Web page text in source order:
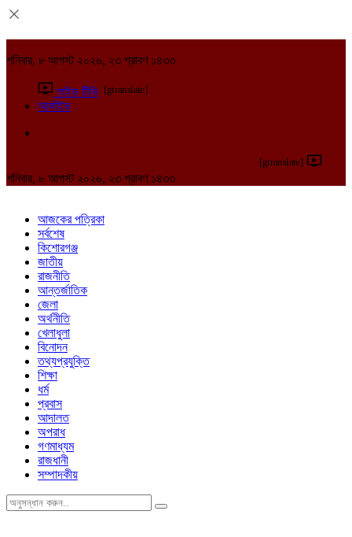
শনিবার, ৮ আগস্ট ২০২৬, ২৩ শ্রাবণ ১৪৩৩
লাইভ টিভি [gtranslate]
আর্কাইভ
[gtranslate]
শনিবার, ৮ আগস্ট ২০২৬, ২৩ শ্রাবণ ১৪৩৩
আজকের পত্রিকা
সর্বশেষ
কিশোরগঞ্জ
জাতীয়
রাজনীতি
আন্তর্জাতিক
জেলা
অর্থনীতি
খেলাধুলা
বিনোদন
তথ্যপ্রযুক্তি
শিক্ষা
ধর্ম
প্রবাস
আদালত
অপরাধ
গণমাধ্যম
রাজধানী
সম্পাদকীয়